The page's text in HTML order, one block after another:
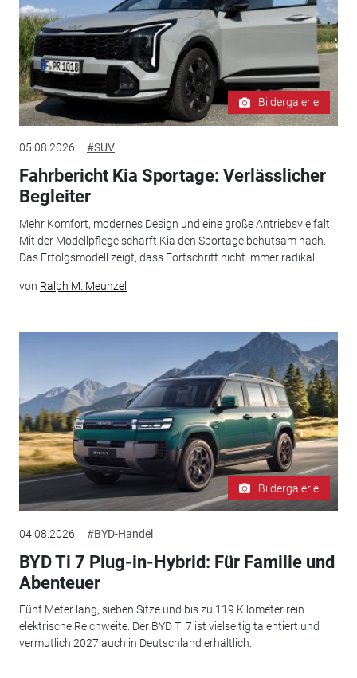
Bildergalerie
05.08.2026 #SUV
Fahrbericht Kia Sportage: Verlässlicher
Begleiter
Mehr Komfort, modernes Design und eine große Antriebsvielfalt:
Mit der Modellpflege schärft Kia den Sportage behutsam nach.
Das Erfolgsmodell zeigt, dass Fortschritt nicht immer radikal...
von Ralph M. Meunzel
Bildergalerie
04.08.2026 #BYD-Handel
BYD Ti 7 Plug-in-Hybrid: Für Familie und
Abenteuer
Fünf Meter lang, sieben Sitze und bis zu 119 Kilometer rein
elektrische Reichweite: Der BYD Ti 7 ist vielseitig talentiert und
vermutlich 2027 auch in Deutschland erhältlich.